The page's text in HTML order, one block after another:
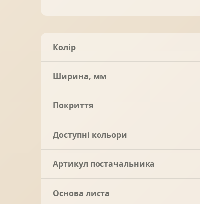
Колір
Ширина, мм
Покриття
Доступні кольори
Артикул постачальника
Основа листа